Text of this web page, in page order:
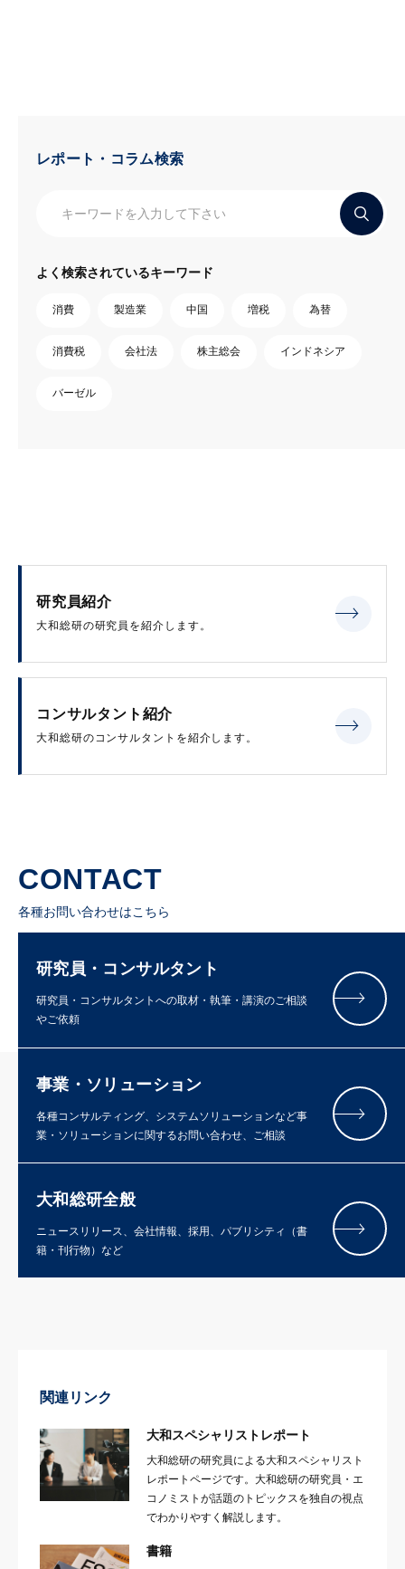
レポート・コラム検索
よく検索されているキーワード
消費 製造業 中国 増税 為替
消費税 会社法 株主総会 インドネシア
バーゼル
研究員紹介
大和総研の研究員を紹介します。
コンサルタント紹介
大和総研のコンサルタントを紹介します。
CONTACT
各種お問い合わせはこちら
研究員・コンサルタント
研究員・コンサルタントへの取材・執筆・講演のご相談
やご依頼
事業・ソリューション
各種コンサルティング、システムソリューションなど事
業・ソリューションに関するお問い合わせ、ご相談
大和総研全般
ニュースリリース、会社情報、採用、パブリシティ（書
籍・刊行物）など
関連リンク
大和スペシャリストレポート
大和総研の研究員による大和スペシャリスト
レポートページです。大和総研の研究員・エ
コノミストが話題のトピックスを独自の視点
でわかりやすく解説します。
書籍